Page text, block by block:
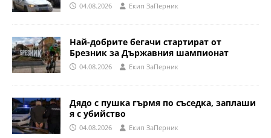
04.08.2026 Eкип ЗаПерник
Най-добрите бегачи стартират от
Брезник за Държавния шампионат
04.08.2026 Eкип ЗаПерник
Дядо с пушка гърмя по съседка, заплаши
я с убийство
04.08.2026 Eкип ЗаПерник